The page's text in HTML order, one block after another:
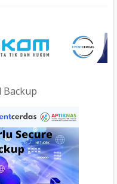
Backup